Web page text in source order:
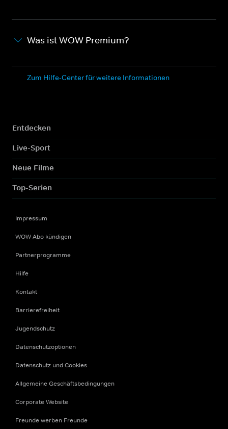
Was ist WOW Premium?
Zum Hilfe-Center für weitere Informationen
Entdecken
Live-Sport
Neue Filme
Top-Serien
Impressum
WOW Abo kündigen
Partnerprogramme
Hilfe
Kontakt
Barrierefreiheit
Jugendschutz
Datenschutzoptionen
Datenschutz und Cookies
Allgemeine Geschäftsbedingungen
Corporate Website
Freunde werben Freunde